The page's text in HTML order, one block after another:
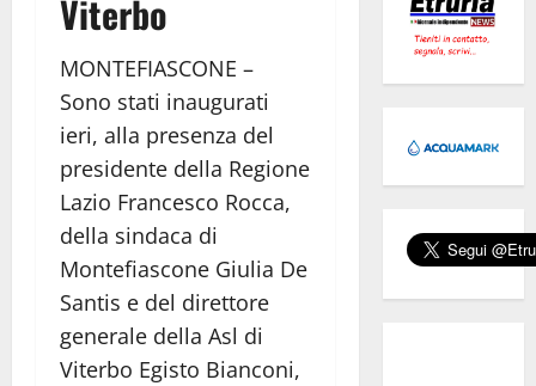
Viterbo
MONTEFIASCONE –
Sono stati inaugurati
ieri, alla presenza del
presidente della Regione
Lazio Francesco Rocca,
della sindaca di
Montefiascone Giulia De
Santis e del direttore
generale della Asl di
Viterbo Egisto Bianconi,